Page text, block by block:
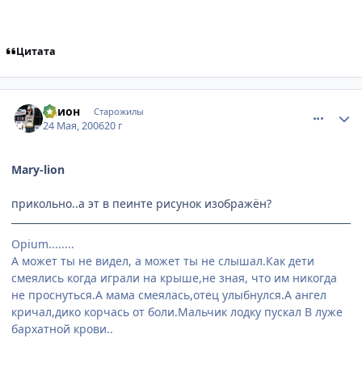
Цитата
Элион Старожилы
24 Мая, 200620 г
Mary-lion
прикольно..а эт в пеинте рисунок изображён?
Opium........
А может ты не видел, а может ты не слышал.Как дети
смеялись когда играли на крыше,не зная, что им никогда
не проснуться.А мама смеялась,отец улыбнулся.А ангел
кричал,дико корчась от боли.Мальчик лодку пускал В луже
бархатной крови..